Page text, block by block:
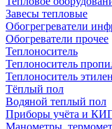
Завесы тепловые
Обогрегреватели
Обогреватели прочее
Теплоноситель
Теплоноситель
Теплоноситель
Тёплый пол
Водяной теплый пол
Приборы учёта и
Манометры,